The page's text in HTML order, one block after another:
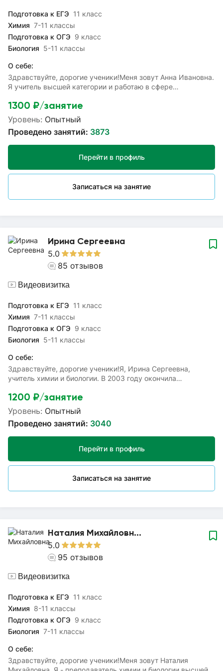
Подготовка к ЕГЭ 11 класс
Химия 7-11 классы
Подготовка к ОГЭ 9 класс
Биология 5-11 классы
1300 ₽/занятие
Уровень: Опытный
Проведено занятий: 3873
Перейти в профиль
Записаться на занятие
О себе:
Здравствуйте, дорогие ученики!Меня зовут Анна Ивановна.
Я учитель высшей категории и работаю в сфере
репетиторской деятельностью.Провожу индивидуальные
занятия по биологии и химии, помогаю ликвидировать
пробелы в знаниях, разобраться с домашним заданием,
хорошо подготовиться к контрольной работе и экзаменам.
Готовлю к ОГЭ и ЕГЭ. Помогу углубить систематизировать
знания, которые Вы получаете в школе.Главная цель моих
занятий - это показать простоту и логичность трудных
задач и явлений. Уроки проходят интересно и весело, а
любовь своим ученикам!Буду рада видеть Вас на
своих занятиях!
Ирина Сергеевна
5.0
85 отзывов
Видеовизитка
Подготовка к ЕГЭ 11 класс
Химия 7-11 классы
Подготовка к ОГЭ 9 класс
Биология 5-11 классы
1200 ₽/занятие
Уровень: Опытный
Проведено занятий: 3040
Перейти в профиль
Записаться на занятие
О себе:
Здравствуйте, дорогие ученики!Я, Ирина Сергеевна,
учитель химии и биологии. В 2003 году окончила
год. Учитель с высшей категорией. Финалист конкурса
"Учитель года республики Башкортостан - 2015".Мои
ученики занимают призовые места на олимпиадах,
республиканских и российских конкурсах, активно ведут
исследовательские работы.На занятиях открываю интерес
к обучению. К любому ученику индивидуальный подход,
учитывая его особенности. Подбираю
методику. Помогаю раскрыть свои таланты, быть
практике.Стараюсь найти индивидуальный подход
к каждому ребенку, заинтересовать и доступно объяснить
школьную программу и полюбить предмет! Для меня
важен результат!Записывайтесь на занятия!
Наталия Михайловн...
5.0
95 отзывов
Видеовизитка
Подготовка к ЕГЭ 11 класс
Химия 8-11 классы
Подготовка к ОГЭ 9 класс
Биология 7-11 классы
О себе:
Здравствуйте, дорогие ученики!Меня зовут Наталия